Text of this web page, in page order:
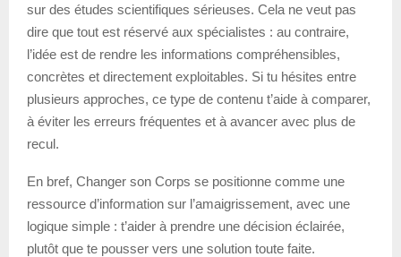
sur des études scientifiques sérieuses. Cela ne veut pas
dire que tout est réservé aux spécialistes : au contraire,
l’idée est de rendre les informations compréhensibles,
concrètes et directement exploitables. Si tu hésites entre
plusieurs approches, ce type de contenu t’aide à comparer,
à éviter les erreurs fréquentes et à avancer avec plus de
recul.
En bref, Changer son Corps se positionne comme une
ressource d’information sur l’amaigrissement, avec une
logique simple : t’aider à prendre une décision éclairée,
plutôt que te pousser vers une solution toute faite.